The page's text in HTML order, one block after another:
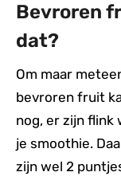
Bevroren
dat?
Om maar
bevroren fruit
nog, er zijn flink
je smoothie.
zijn wel 2